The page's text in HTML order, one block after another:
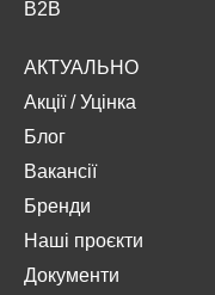
B2B
АКТУАЛЬНО
Акції/Уцінка
Блог
Вакансії
Бренди
Наші проєкти
Документи